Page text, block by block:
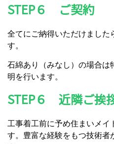
STEP６ ご契約
全てにご納得いただけました
す。
石綿あり（みなし）の場合は
明を行います。
STEP６ 近隣ご挨
工事着工前に予め住まいメイ
す。豊富な経験をもつ技術者